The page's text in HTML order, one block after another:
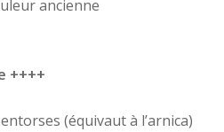
ancienne
++++
(équivaut à l’arnica)